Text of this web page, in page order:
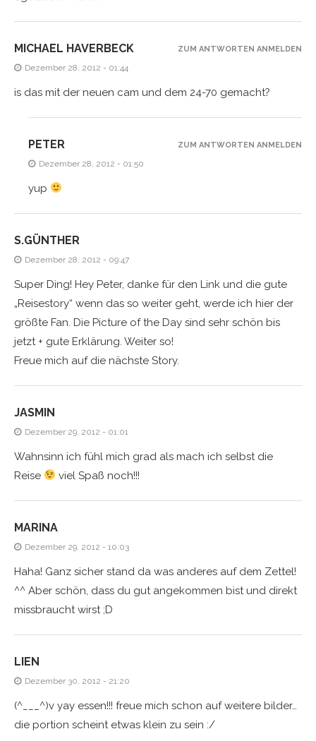
MICHAEL HAVERBECK
Dezember 28, 2012 - 01:44
is das mit der neuen cam und dem 24-70 gemacht?
ZUM ANTWORTEN ANMELDEN
PETER
Dezember 28, 2012 - 01:50
yup
ZUM ANTWORTEN ANMELDEN
S.GÜNTHER
Dezember 28, 2012 - 09:47
Super Ding! Hey Peter, danke für den Link und die gute
„Reisestory“ wenn das so weiter geht, werde ich hier der
größte Fan. Die Picture of the Day sind sehr schön bis
jetzt + gute Erklärung. Weiter so!
Freue mich auf die nächste Story.
JASMIN
Dezember 29, 2012 - 01:01
Wahnsinn ich fühl mich grad als mach ich selbst die
Reise
viel Spaß noch!!!
MARINA
Dezember 29, 2012 - 10:03
Haha! Ganz sicher stand da was anderes auf dem Zettel!
^^ Aber schön, dass du gut angekommen bist und direkt
missbraucht wirst ;D
LIEN
Dezember 30, 2012 - 21:20
(^___^)v yay essen!!! freue mich schon auf weitere bilder…
die portion scheint etwas klein zu sein :/